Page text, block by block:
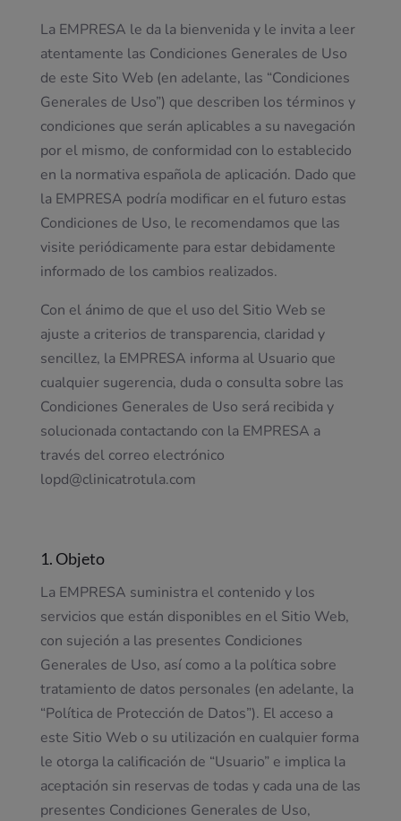
La EMPRESA le da la bienvenida y le invita a leer
atentamente las Condiciones Generales de Uso
de este Sito Web (en adelante, las “Condiciones
Generales de Uso”) que describen los términos y
condiciones que serán aplicables a su navegación
por el mismo, de conformidad con lo establecido
en la normativa española de aplicación. Dado que
la EMPRESA podría modificar en el futuro estas
Condiciones de Uso, le recomendamos que las
visite periódicamente para estar debidamente
informado de los cambios realizados.
Con el ánimo de que el uso del Sitio Web se
ajuste a criterios de transparencia, claridad y
sencillez, la EMPRESA informa al Usuario que
cualquier sugerencia, duda o consulta sobre las
Condiciones Generales de Uso será recibida y
solucionada contactando con la EMPRESA a
través del correo electrónico
lopd@clinicatrotula.com
1. Objeto
La EMPRESA suministra el contenido y los
servicios que están disponibles en el Sitio Web,
con sujeción a las presentes Condiciones
Generales de Uso, así como a la política sobre
tratamiento de datos personales (en adelante, la
“Política de Protección de Datos”). El acceso a
este Sitio Web o su utilización en cualquier forma
le otorga la calificación de “Usuario” e implica la
aceptación sin reservas de todas y cada una de las
presentes Condiciones Generales de Uso,